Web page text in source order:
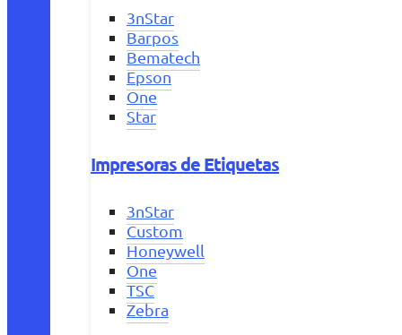
3nStar
Barpos
Bematech
Epson
One
Star
Impresoras de Etiquetas
3nStar
Custom
Honeywell
One
TSC
Zebra